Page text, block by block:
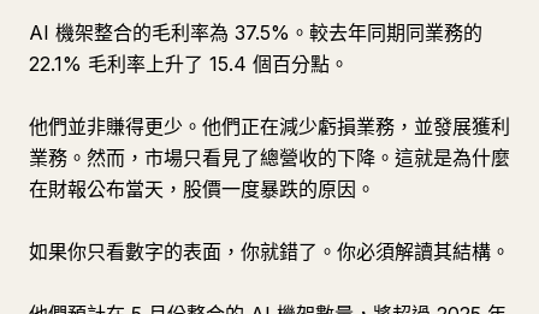
AI 機架整合的毛利率為 37.5%。較去年同期同業務的
22.1% 毛利率上升了 15.4 個百分點。
他們並非賺得更少。他們正在減少虧損業務，並發展獲利
業務。然而，市場只看見了總營收的下降。這就是為什麼
在財報公布當天，股價一度暴跌的原因。
如果你只看數字的表面，你就錯了。你必須解讀其結構。